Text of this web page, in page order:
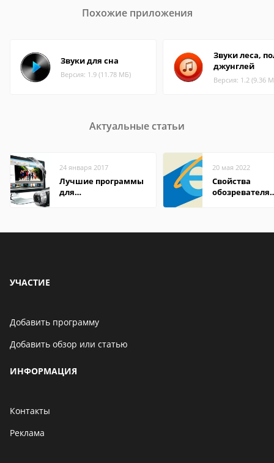
Похожие приложения
Звуки для сна
Версия: 1.9 (11.78 МБ)
Звуки леса,
джунглей
Версия: 1.2 (9.36
Актуальные статьи
24 января 2017
Лучшие программы
для
20 мая 2022
Свойства
обозревателя
УЧАСТИЕ
Добавить программу
Добавить обзор или статью
ИНФОРМАЦИЯ
Контакты
Реклама